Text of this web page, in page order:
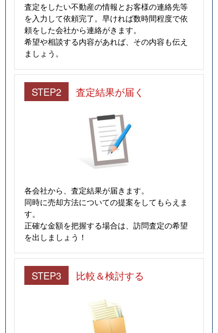
査定をしたい不動産の情報とお客様の連絡先等
を入力して依頼完了。早ければ数時間程度で依
頼をした会社から連絡がきます。
希望や相談する内容があれば、その内容も伝え
ましょう。
STEP2 査定結果が届く
各会社から、査定結果が届きます。
同時に売却方法についての提案をしてもらえま
す。
正確な金額を把握する場合は、訪問査定の希望
を出しましょう！
STEP3 比較＆検討する